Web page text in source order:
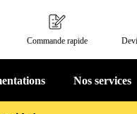
Commande rapide
Nos services